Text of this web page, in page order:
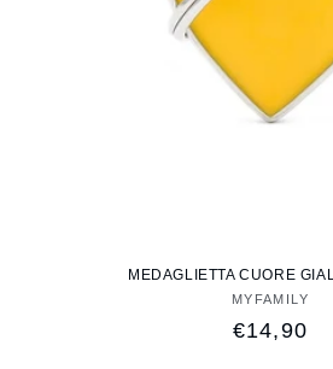
MEDAGLIETTA CUORE
MYFAMILY
Prezzo
€14,90